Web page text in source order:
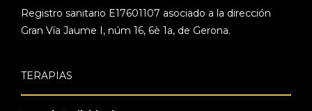
Registro sanitario E17601107 asociado a la dirección
Gran Vía Jaume I, núm 16, 6è 1a, de Gerona.
TERAPIAS